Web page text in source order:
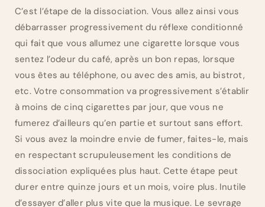
C’est l’étape de la dissociation. Vous allez ainsi vous
débarrasser progressivement du réflexe conditionné
qui fait que vous allumez une cigarette lorsque vous
sentez l’odeur du café, après un bon repas, lorsque
vous êtes au téléphone, ou avec des amis, au bistrot,
etc. Votre consommation va progressivement s’établir
à moins de cinq cigarettes par jour, que vous ne
fumerez d’ailleurs qu’en partie et surtout sans effort.
Si vous avez la moindre envie de fumer, faites-le, mais
en respectant scrupuleusement les conditions de
dissociation expliquées plus haut. Cette étape peut
durer entre quinze jours et un mois, voire plus. Inutile
d’essayer d’aller plus vite que la musique. Le sevrage